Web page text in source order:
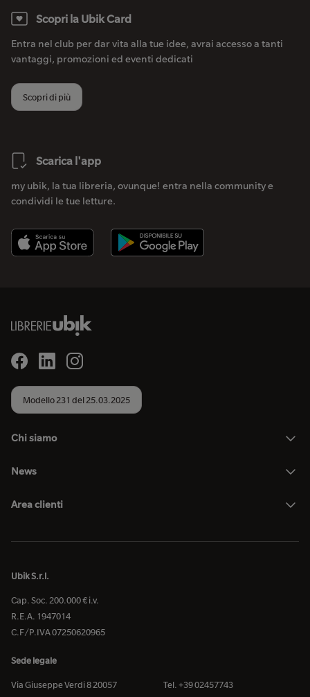
Scopri la Ubik Card
Entra nel club per dar vita alla tue idee, avrai accesso a tanti
vantaggi, promozioni ed eventi dedicati
Scopri di più
Scarica l'app
my ubik, la tua libreria, ovunque! entra nella community e
condividi le tue letture.
Modello 231 del 25.03.2025
Chi siamo
News
Area clienti
Ubik S.r.l.
Cap. Soc. 200.000 € i.v.
R.E.A. 1947014
C.F/P.IVA 07250620965
Sede legale
Via Giuseppe Verdi 8 20057
Tel. +39 02457743